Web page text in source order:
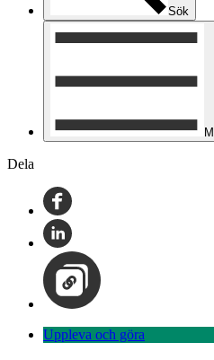
Sök
Dela
Uppleva och göra